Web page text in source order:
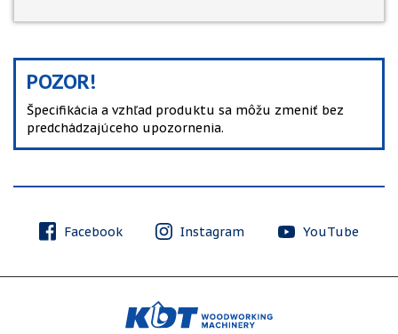
POZOR!
Špecifikácia a vzhľad produktu sa môžu zmeniť bez
predchádzajúceho upozornenia.
Facebook Instagram YouTube